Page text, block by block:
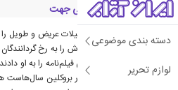
دسته بندی موضوعی
لوازم تحریر
معرفی کتاب بیخود و بی جهت
بارها اسکار و تمام آن تشکیلات عریض و طویل
بالاپایین و عمیقا انسانی‌اش را به رخ
اواخر بود که اسکار بهترین فیلم‌نامه را به او
که دوشنبه‌ها در کافه‌ای در بروکلین